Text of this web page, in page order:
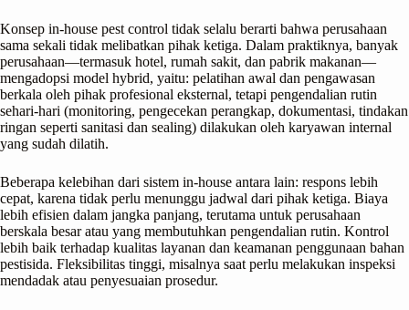
Konsep in-house pest control tidak selalu berarti bahwa perusahaan
sama sekali tidak melibatkan pihak ketiga. Dalam praktiknya, banyak
perusahaan—termasuk hotel, rumah sakit, dan pabrik makanan—
mengadopsi model hybrid, yaitu: pelatihan awal dan pengawasan
berkala oleh pihak profesional eksternal, tetapi pengendalian rutin
sehari-hari (monitoring, pengecekan perangkap, dokumentasi, tindakan
ringan seperti sanitasi dan sealing) dilakukan oleh karyawan internal
yang sudah dilatih.
Beberapa kelebihan dari sistem in-house antara lain: respons lebih
cepat, karena tidak perlu menunggu jadwal dari pihak ketiga. Biaya
lebih efisien dalam jangka panjang, terutama untuk perusahaan
berskala besar atau yang membutuhkan pengendalian rutin. Kontrol
lebih baik terhadap kualitas layanan dan keamanan penggunaan bahan
pestisida. Fleksibilitas tinggi, misalnya saat perlu melakukan inspeksi
mendadak atau penyesuaian prosedur.